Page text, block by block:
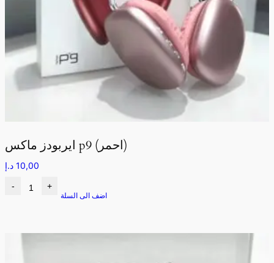
ايربودز ماكس p9 (احمر)
10,00 د.إ
- +
اضف الى السلة